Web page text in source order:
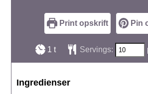
Print opskrift Pin
1 time
t Servings:
Ingredienser